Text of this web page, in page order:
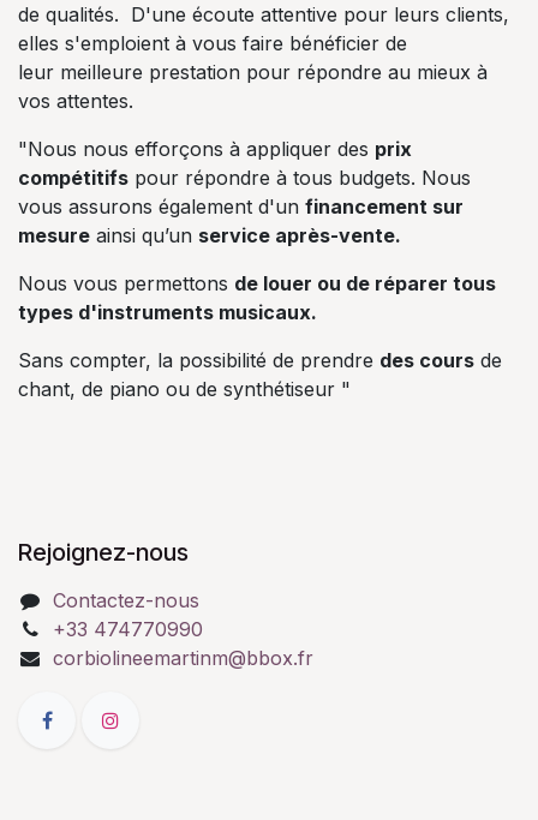
de qualités. D'une écoute attentive pour leurs clients,
elles s'emploient à vous faire bénéficier de
leur meilleure prestation pour répondre au mieux à
vos attentes.
"Nous nous efforçons à appliquer des prix
compétitifs pour répondre à tous budgets. Nous
vous assurons également d'un financement sur
mesure ainsi qu’un service après-vente.
Nous vous permettons de louer ou de réparer tous
types d'instruments musicaux.
Sans compter, la possibilité de prendre des cours de
chant, de piano ou de synthétiseur "
Rejoignez-nous
Contactez-nous
+33 474770990
corbiolineemartinm@bbox.fr